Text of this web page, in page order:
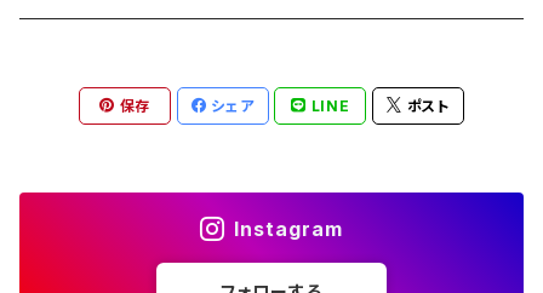
保存 シェア LINE ポスト
Instagram